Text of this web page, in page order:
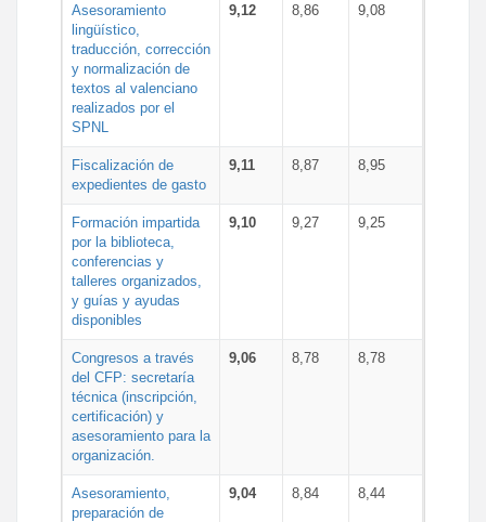
Asesoramiento
lingüístico,
traducción, corrección
y normalización de
textos al valenciano
realizados por el
SPNL
9,12 8,86 9,08
Fiscalización de
expedientes de gasto
9,11 8,87 8,95
Formación impartida
por la biblioteca,
conferencias y
talleres organizados,
y guías y ayudas
disponibles
9,10 9,27 9,25
Congresos a través
del CFP: secretaría
técnica (inscripción,
certificación) y
asesoramiento para la
organización.
9,06 8,78 8,78
Asesoramiento,
preparación de
9,04 8,84 8,44